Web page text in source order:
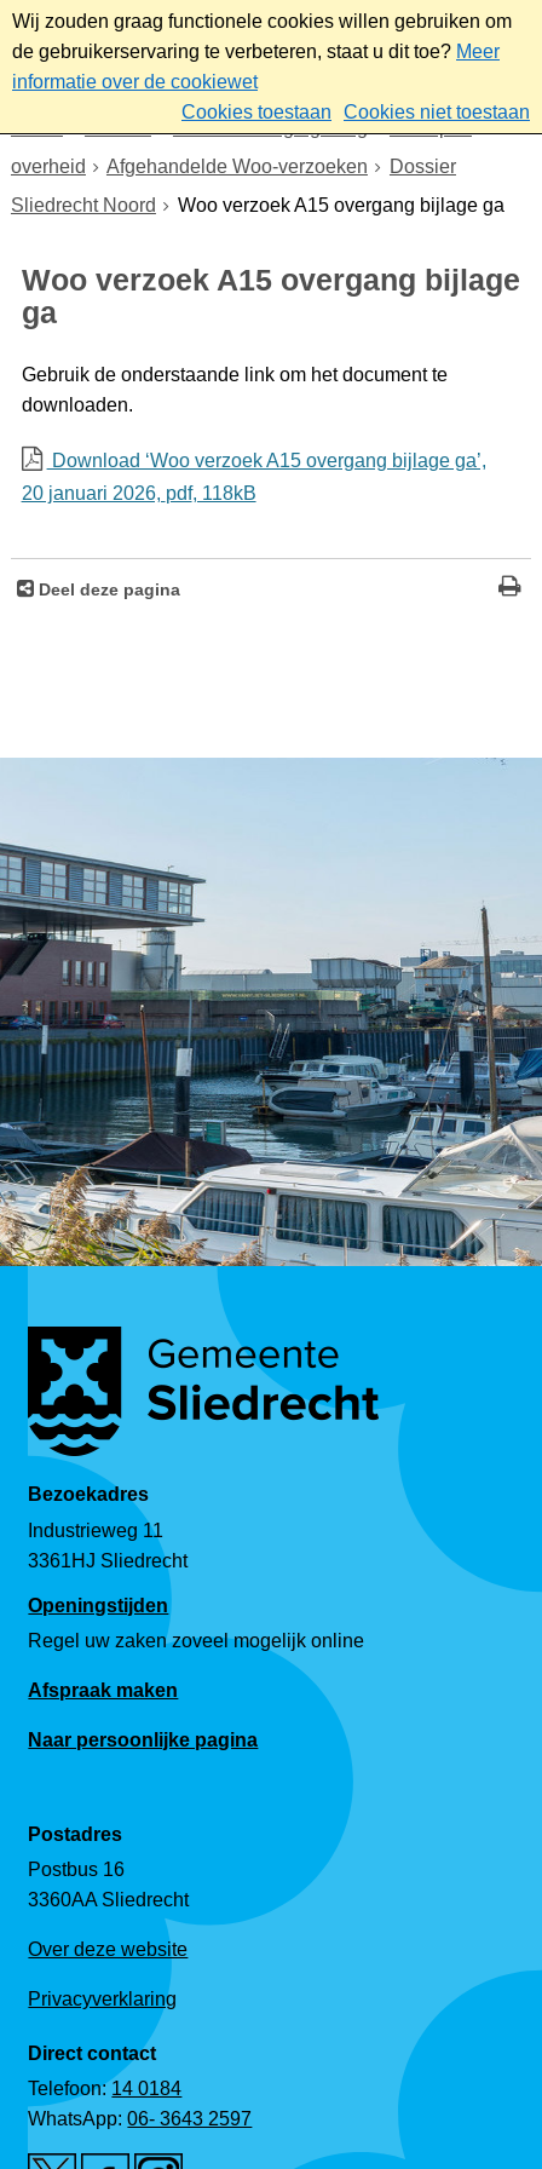
Wij zouden graag functionele cookies willen gebruiken om
de gebruikerservaring te verbeteren, staat u dit toe? Meer
informatie over de cookiewet
Cookies toestaan
Cookies niet toestaan
Beleid- en regelgeving
Wet open
overheid
Afgehandelde Woo-verzoeken
Dossier
Sliedrecht Noord
Woo verzoek A15 overgang bijlage ga
Woo verzoek A15 overgang bijlage
ga
Gebruik de onderstaande link om het document te
downloaden.
Download ‘Woo verzoek A15 overgang bijlage ga’,
20 januari 2026, pdf, 118kB
Deel deze pagina
Bezoekadres
Industrieweg 11
3361HJ Sliedrecht
Openingstijden
Regel uw zaken zoveel mogelijk online
Afspraak maken
Naar persoonlijke pagina
Postadres
Postbus 16
3360AA Sliedrecht
Over deze website
Privacyverklaring
Direct contact
Telefoon:14 0184
WhatsApp:06- 3643 2597